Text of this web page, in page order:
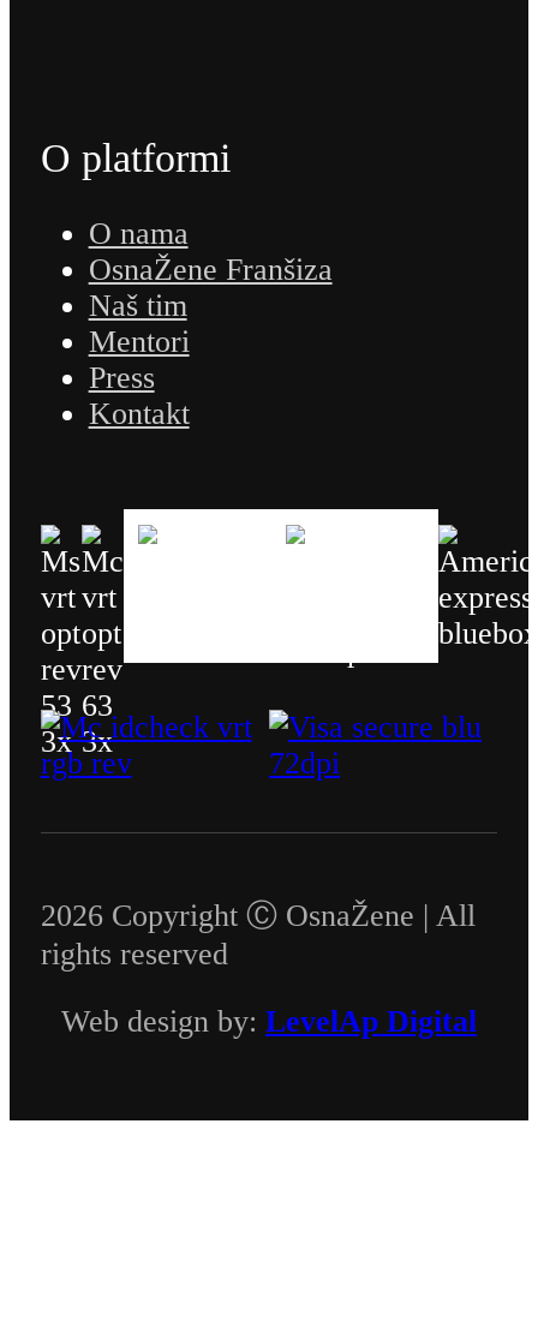
O platformi
O nama
OsnaŽene Franšiza
Naš tim
Mentori
Press
Kontakt
2026 Copyright Ⓒ OsnaŽene | All
rights reserved
Web design by: LevelAp Digital